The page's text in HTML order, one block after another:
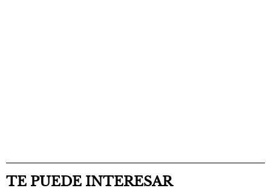
TE PUEDE INTERESAR